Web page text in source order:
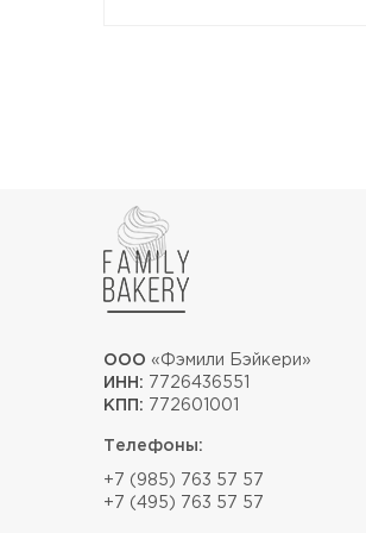
ООО «Фэмили Бэйкери»
ИНН: 7726436551
КПП: 772601001
Телефоны:
+7 (985) 763 57 57
+7 (495) 763 57 57